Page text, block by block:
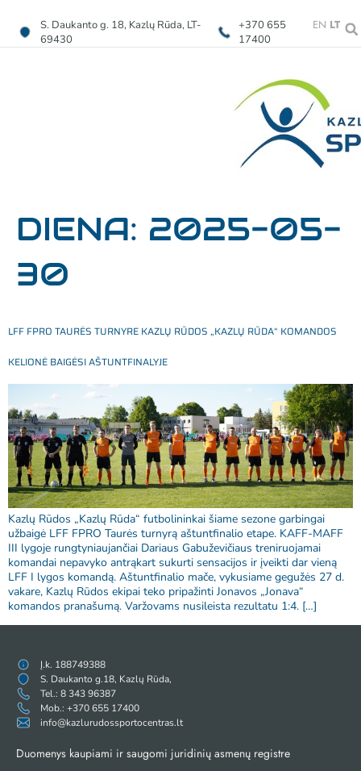
S. Daukanto g. 18, Kazlų Rūda, LT-
69430
+370 655
17400
EN LT
DIENA: 2025-05-
30
LFF FPRO TAURĖS TURNYRE KAZLŲ RŪDOS „KAZLŲ RŪDA“ KOMANDOS
KELIONĖ BAIGĖSI AŠTUNTFINALYJE
Kazlų Rūdos „Kazlų Rūda“ futbolininkai šiame sezone garbingai
užbaigė LFF FPRO Taurės turnyrą aštuntfinalio etape. KAFF-MAFF
III lygoje rungtyniaujančiai Dariaus Gabuževičiaus treniruojamai
komandai nepavyko antrąkart sukurti sensacijos ir įveikti dar vieną
LFF I lygos komandą. Aštuntfinalio mače, vykusiame gegužės 27 d.
vakare, Kazlų Rūdos ekipai teko pripažinti Jonavos „Jonava“
komandos pranašumą. Varžovams nusileista rezultatu 1:4. […]
Į.k. 188749388
S. Daukanto g.18, Kazlų Rūda,
Tel.: 8 343 96387
Mob.: +370 655 17400
info@kazlurudossportocentras.lt
Duomenys kaupiami ir saugomi juridinių asmenų registre